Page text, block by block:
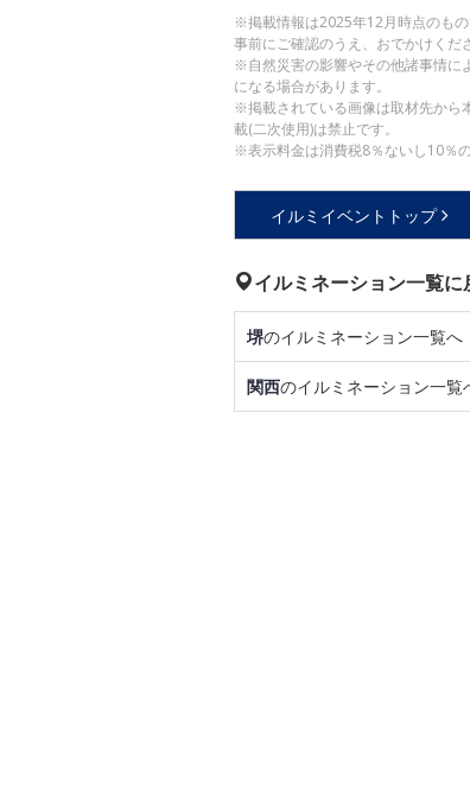
※掲載情報は2025年12月時点のもの
事前にご確認のうえ、おでかけくだ
※自然災害の影響やその他諸事情に
になる場合があります。
※掲載されている画像は取材先から
載(二次使用)は禁止です。
※表示料金は消費税8％ないし10％の
イルミイベントトップ
イルミネーション一覧に
堺のイルミネーション一覧へ
関西のイルミネーション一覧